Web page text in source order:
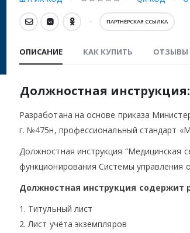
ПАРТНЁРСКАЯ ССЫЛКА
ОПИСАНИЕ КАК КУПИТЬ ОТЗЫВЫ
Должностная
Разработана на основе приказа
г. №475н, профессиональный стандарт
Должностная инструкция “Медицинская
функционирования Системы управления
Должностная инструкция содержит
1. Титульный лист
2. Лист учёта экземпляров